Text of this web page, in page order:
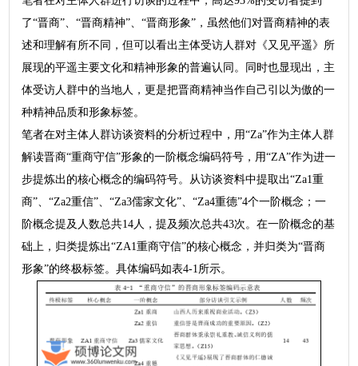
了“晋商”、“晋商精神”、“晋商形象”，虽然他们对晋商精神的表
述和理解有所不同，但可以看出主体受访人群对《又见平遥》所
展现的平遥主要文化和精神形象的普遍认同。同时也显现出，主
体受访人群中的当地人，更是把晋商精神当作自己引以为傲的一
种精神品质和形象标签。
笔者在对主体人群访谈资料的分析过程中，用“Za”作为主体人群
解读晋商“重商守信”形象的一阶概念编码符号，用“ZA”作为进一
步提炼出的核心概念的编码符号。从访谈资料中提取出“Za1重
商”、“Za2重信”、“Za3儒家文化”、“Za4重德”4个一阶概念；一
阶概念提及人数总共14人，提及频次总共43次。在一阶概念的基
础上，归类提炼出“ZA1重商守信”的核心概念，并归类为“晋商
形象”的终极标签。具体编码如表4-1所示。